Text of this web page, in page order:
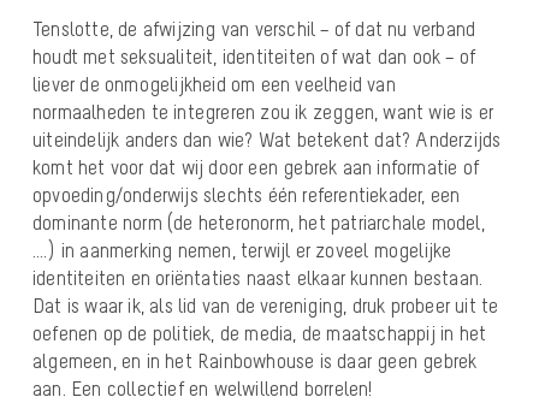
Tenslotte, de afwijzing van verschil – of dat nu verband
houdt met seksualiteit, identiteiten of wat dan ook – of
liever de onmogelijkheid om een veelheid van
normaalheden te integreren zou ik zeggen, want wie is er
uiteindelijk anders dan wie? Wat betekent dat? Anderzijds
komt het voor dat wij door een gebrek aan informatie of
opvoeding/onderwijs slechts één referentiekader, een
dominante norm (de heteronorm, het patriarchale model,
….) in aanmerking nemen, terwijl er zoveel mogelijke
identiteiten en oriëntaties naast elkaar kunnen bestaan.
Dat is waar ik, als lid van de vereniging, druk probeer uit te
oefenen op de politiek, de media, de maatschappij in het
algemeen, en in het Rainbowhouse is daar geen gebrek
aan. Een collectief en welwillend borrelen!